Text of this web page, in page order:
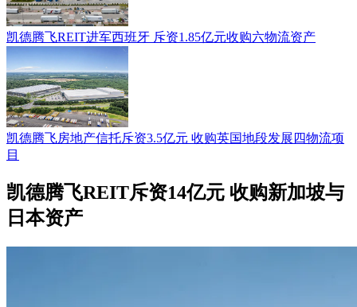
凯德腾飞REIT进军西班牙 斥资1.85亿元收购六物流资产
凯德腾飞房地产信托斥资3.5亿元 收购英国地段发展四物流项
目
凯德腾飞REIT斥资14亿元 收购新加坡与
日本资产